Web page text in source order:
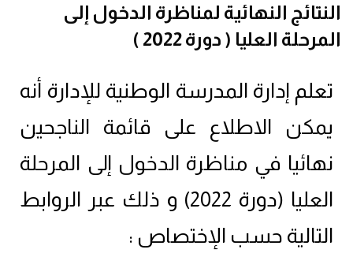
النتائج النهائية لمناظرة الدخول إلى
المرحلة العليا ( دورة 2022 )
تعلم إدارة المدرسة الوطنية للإدارة أنه
يمكن الاطلاع على قائمة الناجحين
نهائيا في مناظرة الدخول إلى المرحلة
العليا (دورة 2022) و ذلك عبر الروابط
التالية حسب الإختصاص :